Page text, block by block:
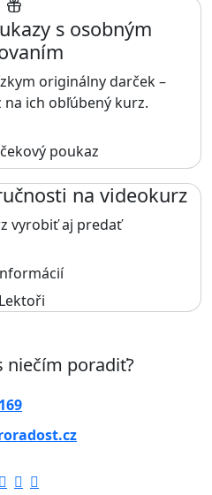
s osobným
originálny darček –
ich obľúbený kurz.
poukaz
na videokurz
vyrobiť aj predať
niečím poradiť?